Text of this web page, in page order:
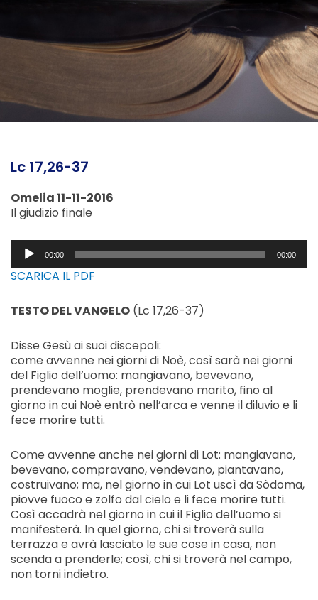
Lc 17,26-37
Omelia 11-11-2016
Il giudizio finale
Audio
Player00:00 00:00
SCARICA IL PDF
TESTO DEL VANGELO (Lc 17,26-37)
Disse Gesù ai suoi discepoli:
come avvenne nei giorni di Noè, così sarà nei giorni
del Figlio dell’uomo: mangiavano, bevevano,
prendevano moglie, prendevano marito, fino al
giorno in cui Noè entrò nell’arca e venne il diluvio e li
fece morire tutti.
Come avvenne anche nei giorni di Lot: mangiavano,
bevevano, compravano, vendevano, piantavano,
costruivano; ma, nel giorno in cui Lot uscì da Sòdoma,
piovve fuoco e zolfo dal cielo e li fece morire tutti.
Così accadrà nel giorno in cui il Figlio dell’uomo si
manifesterà. In quel giorno, chi si troverà sulla
terrazza e avrà lasciato le sue cose in casa, non
scenda a prenderle; così, chi si troverà nel campo,
non torni indietro.